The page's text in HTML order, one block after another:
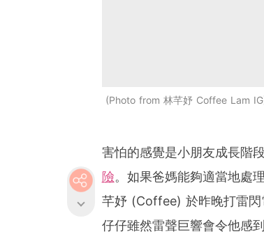
Photo from 林芊妤 Coffee Lam IG
害怕的感覺是小朋友成長階
險。如果爸媽能夠適當地處
芊妤 (Coffee) 於昨晚打雷閃
仔仔雖然雷聲巨響會令他感